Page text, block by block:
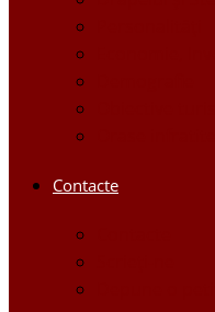
Contacte